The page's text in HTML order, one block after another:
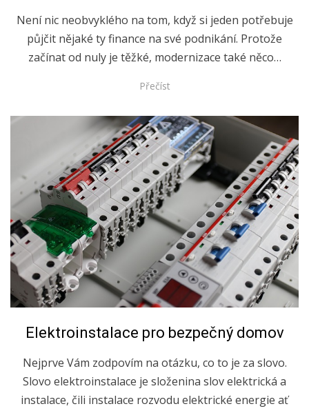
Není nic neobvyklého na tom, když si jeden potřebuje
půjčit nějaké ty finance na své podnikání. Protože
začínat od nuly je těžké, modernizace také něco…
Přečíst
Posted10.3.2019
Elektroinstalace pro bezpečný domov
Nejprve Vám zodpovím na otázku, co to je za slovo.
Slovo elektroinstalace je složenina slov elektrická a
instalace, čili instalace rozvodu elektrické energie ať